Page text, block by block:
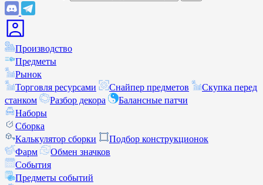
Производство
Предметы
Рынок
Торговля ресурсами
Снайпер предметов
Скупка перед
станком
Разбор декора
Балансные патчи
Наборы
Сборка
Калькулятор сборки
Подбор конструкционок
Фарм
Обмен значков
События
Предметы событий